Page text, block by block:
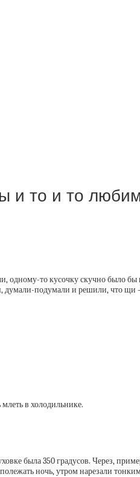
и то и то
одному-то кусочку скучно было
думали-подумали и решили, что
в холодильнике.
была 350 градусов. Через,
ночь, утром нарезали